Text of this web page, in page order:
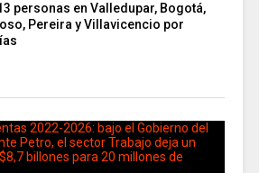
personas en Valledupar, Bogotá,
Pereira y Villavicencio por